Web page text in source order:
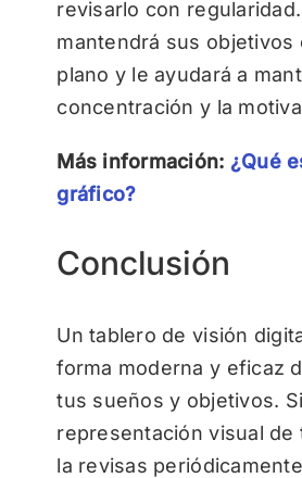
revisarlo con
mantendrá sus objetivos
plano y le ayudará a
concentración y la
Más información: ¿Qué
gráfico?
Conclusión
Un tablero de visión
forma moderna y eficaz
tus sueños y objetivos.
representación visual de
la revisas